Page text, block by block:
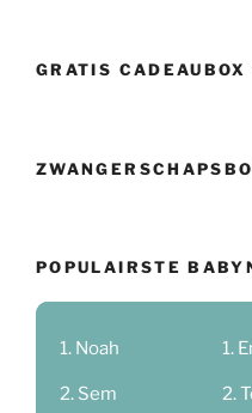
GRATIS
POPULAIRSTE
Noah
Sem